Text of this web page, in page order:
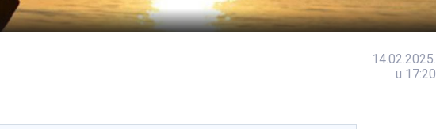
14.02.2025.
u 17:20